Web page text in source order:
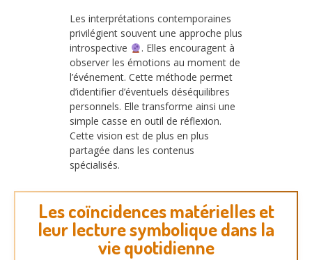
Les interprétations contemporaines
privilégient souvent une approche plus
introspective
. Elles encouragent à
observer les émotions au moment de
l’événement. Cette méthode permet
d’identifier d’éventuels déséquilibres
personnels. Elle transforme ainsi une
simple casse en outil de réflexion.
Cette vision est de plus en plus
partagée dans les contenus
spécialisés.
Les coïncidences matérielles et
leur lecture symbolique dans la
vie quotidienne